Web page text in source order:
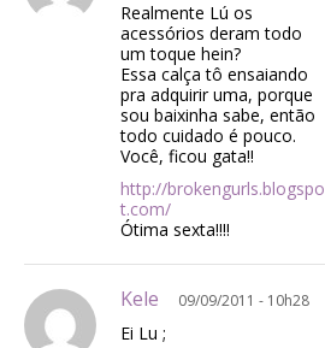
Realmente Lú os
acessórios deram todo
um toque hein?
Essa calça tô ensaiando
pra adquirir uma, porque
sou baixinha sabe, então
todo cuidado é pouco.
Você, ficou gata!!
http://brokengurls.blogspo
t.com/
Ótima sexta!!!!
Kele 09/09/2011 - 10h28
Ei Lu ;